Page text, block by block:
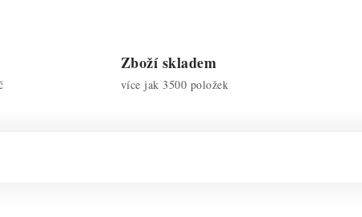
Zboží skladem
více jak 3500 položek